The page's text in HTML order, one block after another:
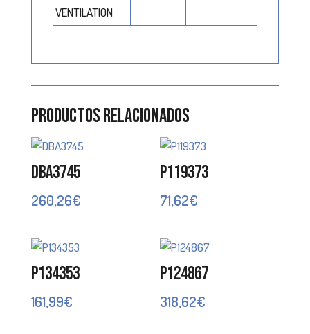
VENTILATION
Productos relacionados
DBA3745
260,26€
P119373
71,62€
P134353
161,99€
P124867
318,62€